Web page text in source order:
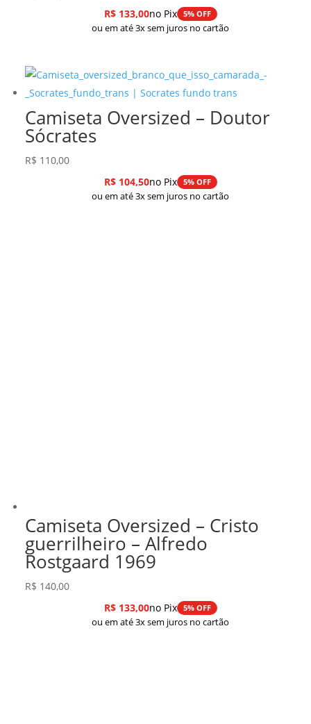
R$133,00no Pix 5% OFF
ou em até 3x sem juros no cartão
Camiseta Oversized – Doutor
Sócrates
R$ 110,00
R$104,50no Pix 5% OFF
ou em até 3x sem juros no cartão
Camiseta Oversized – Cristo
guerrilheiro – Alfredo
Rostgaard 1969
R$ 140,00
R$133,00no Pix 5% OFF
ou em até 3x sem juros no cartão